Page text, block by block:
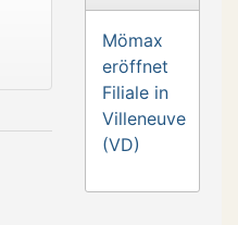
Mömax
eröffnet
Filiale in
Villeneuve
(VD)